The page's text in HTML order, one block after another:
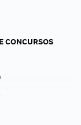
CONCURSOS